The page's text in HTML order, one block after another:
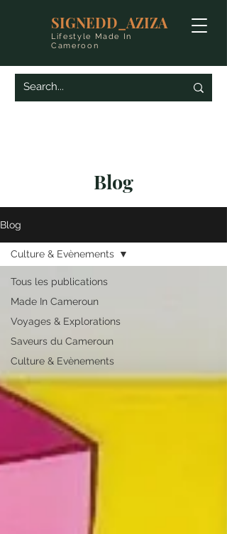
SIGNEDD_AZIZA
Lifestyle Made In
Cameroon
Blog
Blog
Tous les publications
Made In Cameroun
Voyages & Explorations
Saveurs du Cameroun
Culture & Evènements
Culture & Evènements